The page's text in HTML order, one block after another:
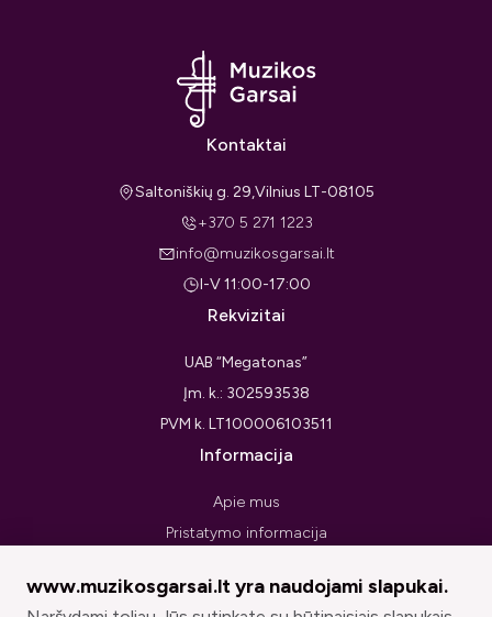
Kontaktai
Saltoniškių g. 29,Vilnius LT-08105
+370 5 271 1223
info@muzikosgarsai.lt
I-V 11:00-17:00
Rekvizitai
UAB “Megatonas”
Įm. k.: 302593538
PVM k. LT100006103511
Informacija
Apie mus
Pristatymo informacija
Pirkimo taisyklės ir sąlygos
www.muzikosgarsai.lt yra naudojami slapukai.